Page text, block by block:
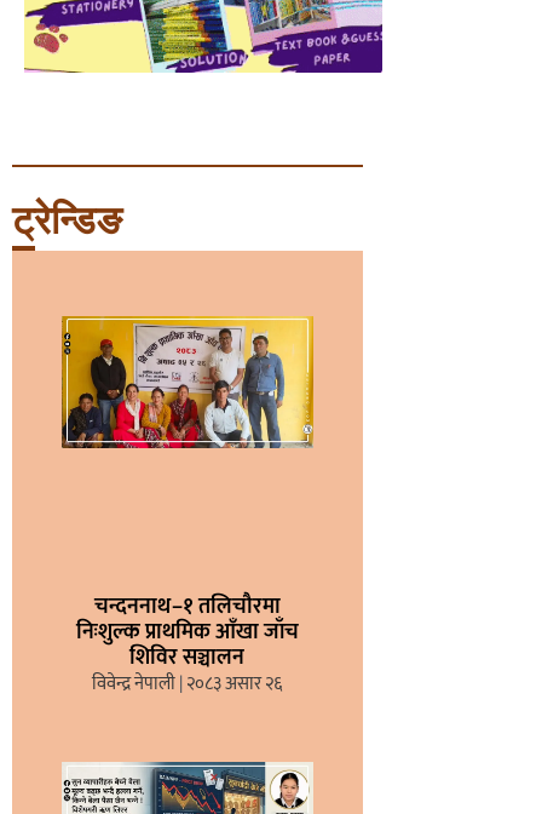
ट्रेन्डिङ
चन्दननाथ–१ तलिचौरमा
निःशुल्क प्राथमिक आँखा जाँच
शिविर सञ्चालन
विवेन्द्र नेपाली २०८३ असार २६